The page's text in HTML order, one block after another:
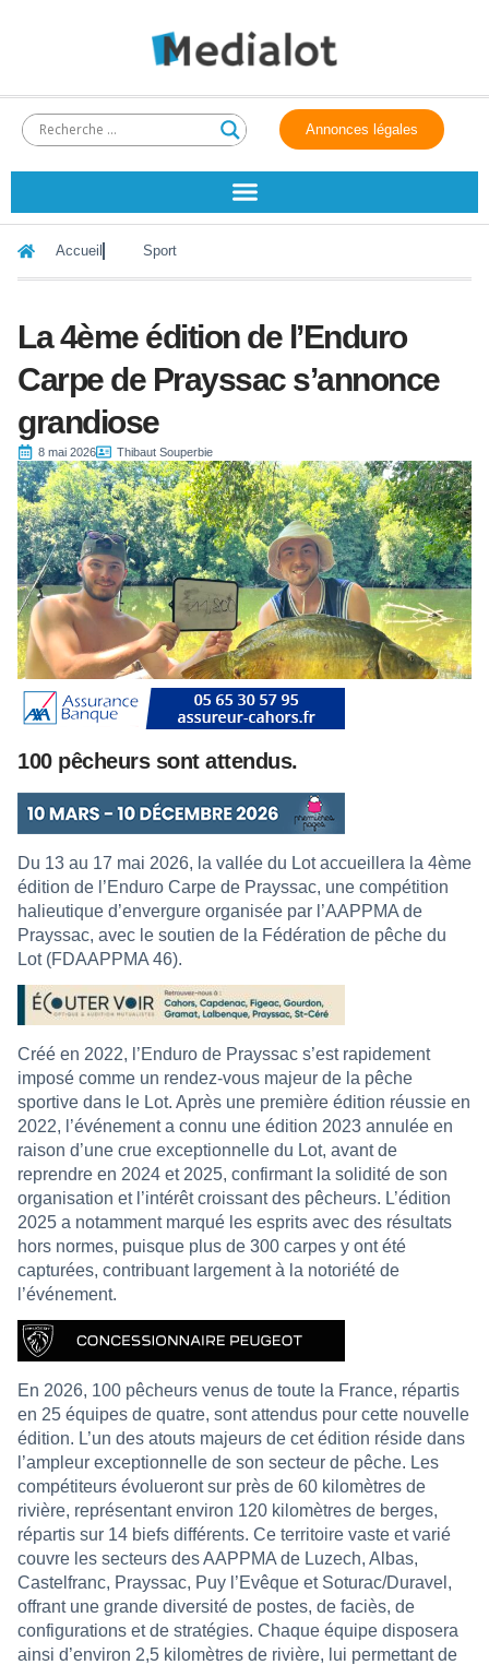
Annonces légales
Accueil Sport
La 4ème édition de l’Enduro
Carpe de Prayssac s’annonce
grandiose
8 mai 2026 Thibaut Souperbie
100 pêcheurs sont attendus.
Du 13 au 17 mai 2026, la vallée du Lot accueillera la 4ème
édition de l’Enduro Carpe de Prayssac, une compétition
halieutique d’envergure organisée par l’AAPPMA de
Prayssac, avec le soutien de la Fédération de pêche du
Lot (FDAAPPMA 46).
Créé en 2022, l’Enduro de Prayssac s’est rapidement
imposé comme un rendez-vous majeur de la pêche
sportive dans le Lot. Après une première édition réussie en
2022, l’événement a connu une édition 2023 annulée en
raison d’une crue exceptionnelle du Lot, avant de
reprendre en 2024 et 2025, confirmant la solidité de son
organisation et l’intérêt croissant des pêcheurs. L’édition
2025 a notamment marqué les esprits avec des résultats
hors normes, puisque plus de 300 carpes y ont été
capturées, contribuant largement à la notoriété de
l’événement.
En 2026, 100 pêcheurs venus de toute la France, répartis
en 25 équipes de quatre, sont attendus pour cette nouvelle
édition. L’un des atouts majeurs de cet édition réside dans
l’ampleur exceptionnelle de son secteur de pêche. Les
compétiteurs évolueront sur près de 60 kilomètres de
rivière, représentant environ 120 kilomètres de berges,
répartis sur 14 biefs différents. Ce territoire vaste et varié
couvre les secteurs des AAPPMA de Luzech, Albas,
Castelfranc, Prayssac, Puy l’Evêque et Soturac/Duravel,
offrant une grande diversité de postes, de faciès, de
configurations et de stratégies. Chaque équipe disposera
ainsi d’environ 2,5 kilomètres de rivière, lui permettant de